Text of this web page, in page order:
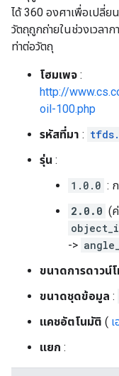
ได้ 360 องศาเพื่อเปลี่
วัตถุถูกถ่ายในช่วงเวลา
ท่าต่อวัตถุ
โฮมเพจ :
http://
oil-100.php
รหัสที่มา :
รุ่น :
1.0.0 :
2.0.0 (
->
ขนาดการดาวน์
ขนาดชุดข้อมูล :
แคชอัตโนมัติ (
แยก :